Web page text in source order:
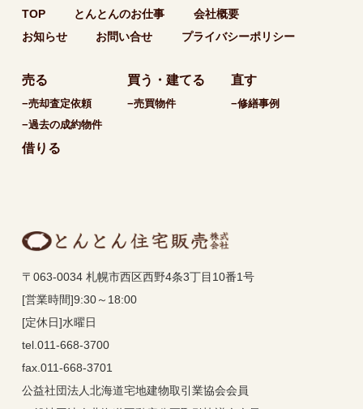
TOP とんとんのお仕事
会社概要
お知らせ
お問い合せ プライバシーポリシー
売る
−売却査定依頼
−過去の成約物件
買う・建てる
−売買物件
直す
−修繕事例
借りる
〒063-0034 札幌市西区西野4条3丁目10番1号
[営業時間]9:30～18:00
[定休日]水曜日
tel.011-668-3700
fax.011-668-3701
公益社団法人北海道宅地建物取引業協会会員